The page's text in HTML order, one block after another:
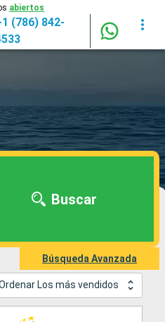
abiertos
(786) 842-
Buscar
Búsqueda Avanzada
Los más vendidos